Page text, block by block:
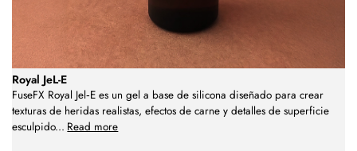
Royal JeL-E
FuseFX Royal Jel‑E es un gel a base de silicona diseñado para crear
texturas de heridas realistas, efectos de carne y detalles de superficie
esculpido... Read more